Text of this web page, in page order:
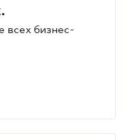
всех бизнес-